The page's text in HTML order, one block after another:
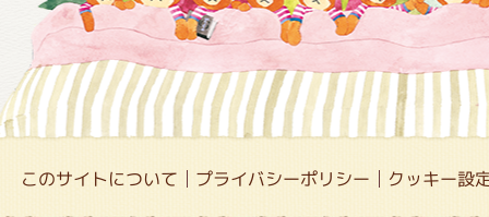
このサイトについて プライバシーポリシー クッキー設